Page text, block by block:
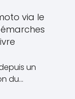
via le
un
du…